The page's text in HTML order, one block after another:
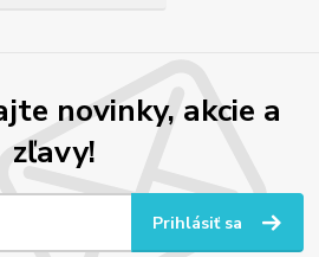
novinky, akcie a
zľavy!
Prihlásiť sa